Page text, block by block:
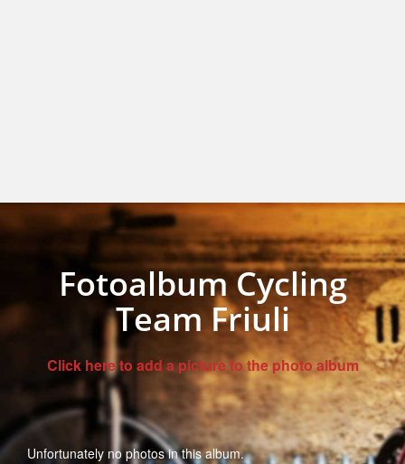
Fotoalbum Cycling
Team Friuli
Click here to add a picture to the photo album
Unfortunately no photos in this album.